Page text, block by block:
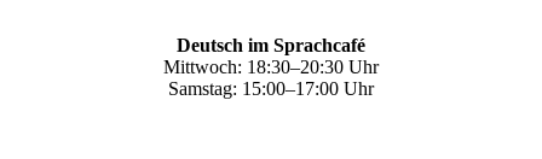
Deutsch im Sprachcafé
Mittwoch: 18:30–20:30 Uhr
Samstag: 15:00–17:00 Uhr